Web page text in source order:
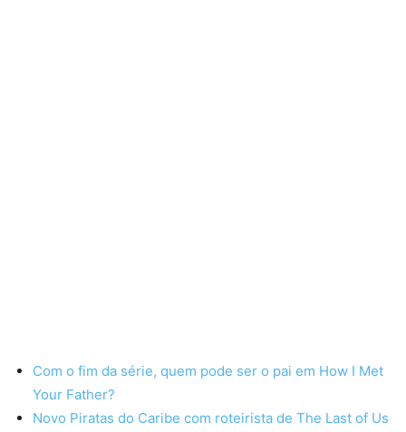
Com o fim da série, quem pode ser o pai em How I Met
Your Father?
Novo Piratas do Caribe com roteirista de The Last of Us